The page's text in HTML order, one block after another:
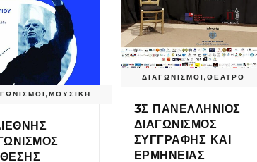
,ΜΟΥΣΙΚΗ
ΔΙΑΓΩΝΙΣΜΟΙ,ΘΕΑΤΡΟ
3Σ ΠΑΝΕΛΛΗΝΙΟΣ
ΔΙΑΓΩΝΙΣΜΟΣ
ΣΥΓΓΡΑΦΗΣ ΚΑΙ
ΕΡΜΗΝΕΙΑΣ